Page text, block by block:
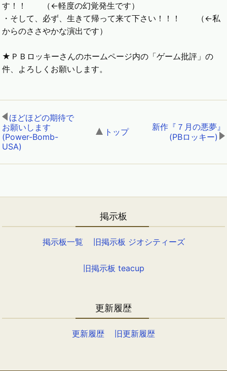
す！！ （←軽度の幻覚発生です）
・そして、必ず、生きて帰って来て下さい！！！ （←私
からのささやかな演出です）
★ＰＢロッキーさんのホームページ内の「ゲーム批評」の
件、よろしくお願いします。
ほどほどの期待で
お願いします
(Power-Bomb-
USA)
トップ,
新作『７月の悪夢』
(PBロッキー)
掲示板
掲示板一覧 旧掲示板 ジオシティーズ
旧掲示板 teacup
更新履歴
更新履歴 旧更新履歴